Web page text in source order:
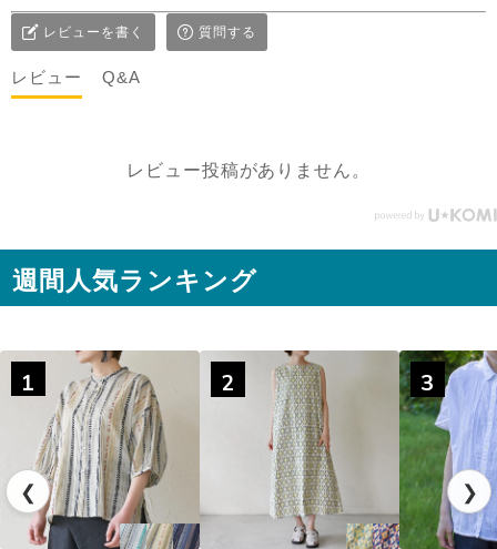
スリトップ コー
レビューを書く 質問する
レビュー Q&A
レビュー投稿がありません。
週間人気ランキング
❮
1 2 3
❯